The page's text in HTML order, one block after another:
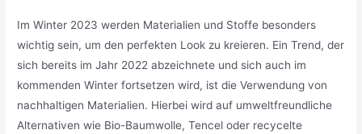
Im Winter 2023 werden Materialien und Stoffe besonders
wichtig sein, um den perfekten Look zu kreieren. Ein Trend, der
sich bereits im Jahr 2022 abzeichnete und sich auch im
kommenden Winter fortsetzen wird, ist die Verwendung von
nachhaltigen Materialien. Hierbei wird auf umweltfreundliche
Alternativen wie Bio-Baumwolle, Tencel oder recycelte